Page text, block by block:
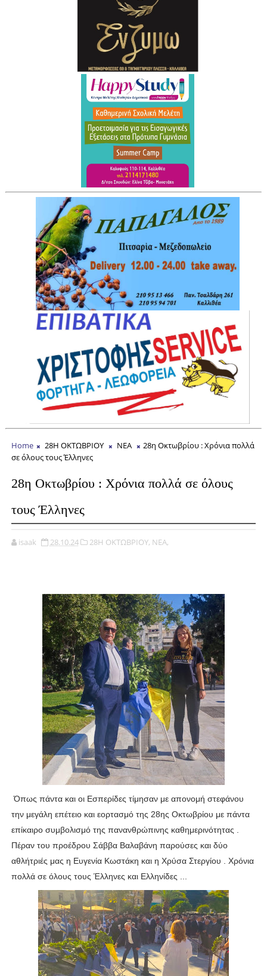
Home 28Η ΟΚΤΩΒΡΙΟΥ ΝΕΑ
28η Οκτωβρίου : Χρόνια πολλά
σε όλους τους Έλληνες
28η Οκτωβρίου : Χρόνια πολλά σε όλους
τους Έλληνες
isaak 28.10.24 28Η ΟΚΤΩΒΡΙΟΥ, ΝΕΑ,
Όπως πάντα και οι Εσπερίδες τίμησαν με απονομή στεφάνου
την μεγάλη επέτειο και εορτασμό της 28ης Οκτωβρίου με πάντα
επίκαιρο συμβολισμό της πανανθρώπινης καθημερινότητας .
Πέραν του προέδρου Σάββα Βαλαβάνη παρούσες και δύο
αθλήτριές μας η Ευγενία Κωστάκη και η Χρύσα Στεργίου . Χρόνια
πολλά σε όλους τους Έλληνες και Ελληνίδες ...